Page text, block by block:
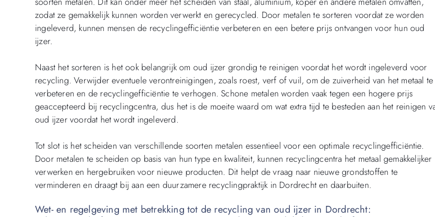
zodat ze gemakkelijk kunnen worden verwerkt en gerecycled. Door metalen te sorteren voordat ze worden
ingeleverd, kunnen mensen de recyclingefficiëntie verbeteren en een betere prijs ontvangen voor hun oud
ijzer.
Naast het sorteren is het ook belangrijk om oud ijzer grondig te reinigen voordat het wordt ingeleverd voor
recycling. Verwijder eventuele verontreinigingen, zoals roest, verf of vuil, om de zuiverheid van het metaal te
verbeteren en de recyclingefficiëntie te verhogen. Schone metalen worden vaak tegen een hogere prijs
geaccepteerd bij recyclingcentra, dus het is de moeite waard om wat extra tijd te besteden aan het reinigen
oud ijzer voordat het wordt ingeleverd.
Tot slot is het scheiden van verschillende soorten metalen essentieel voor een optimale recyclingefficiëntie.
Door metalen te scheiden op basis van hun type en kwaliteit, kunnen recyclingcentra het metaal gemakkelijker
verwerken en hergebruiken voor nieuwe producten. Dit helpt de vraag naar nieuwe grondstoffen te
verminderen en draagt bij aan een duurzamere recyclingpraktijk in Dordrecht en daarbuiten.
Wet- en regelgeving met betrekking tot de recycling van oud ijzer in Dordrecht: